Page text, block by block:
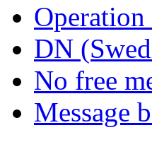
DN
No free
Message